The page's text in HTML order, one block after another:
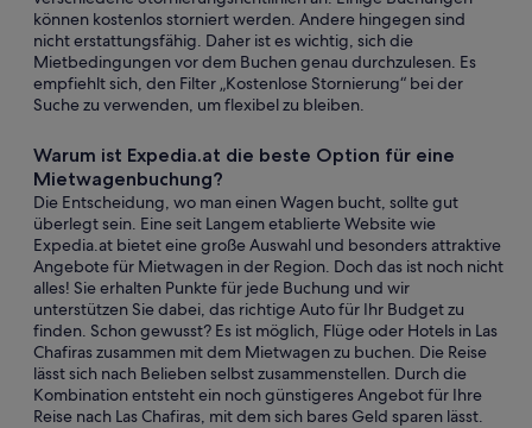
können kostenlos storniert werden. Andere hingegen sind
nicht erstattungsfähig. Daher ist es wichtig, sich die
Mietbedingungen vor dem Buchen genau durchzulesen. Es
empfiehlt sich, den Filter „Kostenlose Stornierung“ bei der
Suche zu verwenden, um flexibel zu bleiben.
Warum ist Expedia.at die beste Option für eine
Mietwagenbuchung?
Die Entscheidung, wo man einen Wagen bucht, sollte gut
überlegt sein. Eine seit Langem etablierte Website wie
Expedia.at bietet eine große Auswahl und besonders attraktive
Angebote für Mietwagen in der Region. Doch das ist noch nicht
alles! Sie erhalten Punkte für jede Buchung und wir
unterstützen Sie dabei, das richtige Auto für Ihr Budget zu
finden. Schon gewusst? Es ist möglich, Flüge oder Hotels in Las
Chafiras zusammen mit dem Mietwagen zu buchen. Die Reise
lässt sich nach Belieben selbst zusammenstellen. Durch die
Kombination entsteht ein noch günstigeres Angebot für Ihre
Reise nach Las Chafiras, mit dem sich bares Geld sparen lässt.